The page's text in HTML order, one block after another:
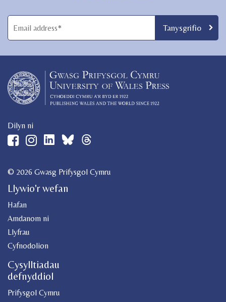
Dilyn ni
© 2026 Gwasg Prifysgol Cymru
Llywio'r wefan
Hafan
Amdanom ni
Llyfrau
Cyfnodolion
Cysylltiadau
defnyddiol
Prifysgol Cymru